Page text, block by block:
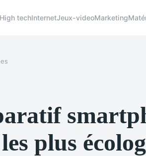
techInternetJeux-videoMarketing
plus